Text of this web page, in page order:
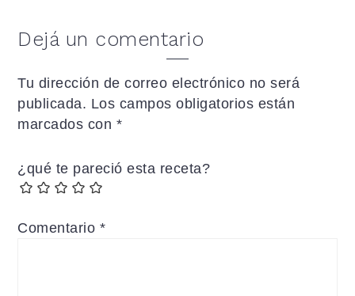
Dejá un comentario
Tu dirección de correo electrónico no será
publicada. Los campos obligatorios están
marcados con *
¿qué te pareció esta receta?
Comentario *